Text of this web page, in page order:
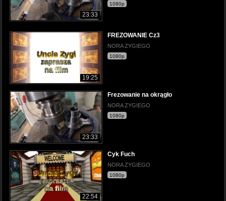
23:33
1080p
19:25
FREZOWANIE Cz3
NORA ZYGIEGO
1080p
23:33
Frezowanie na okrągło
NORA ZYGIEGO
1080p
22:54
Cyk Fuch
NORA ZYGIEGO
1080p